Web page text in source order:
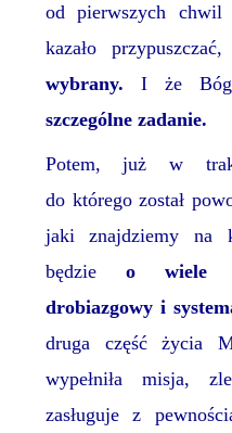
od pierwszych chwil
kazało
wybrany. I że
szczególne zadanie.
Potem, już w
do którego został
jaki znajdziemy na
będzie o wiele
drobiazgowy i
druga część życia
wypełniła misja,
zasługuje z